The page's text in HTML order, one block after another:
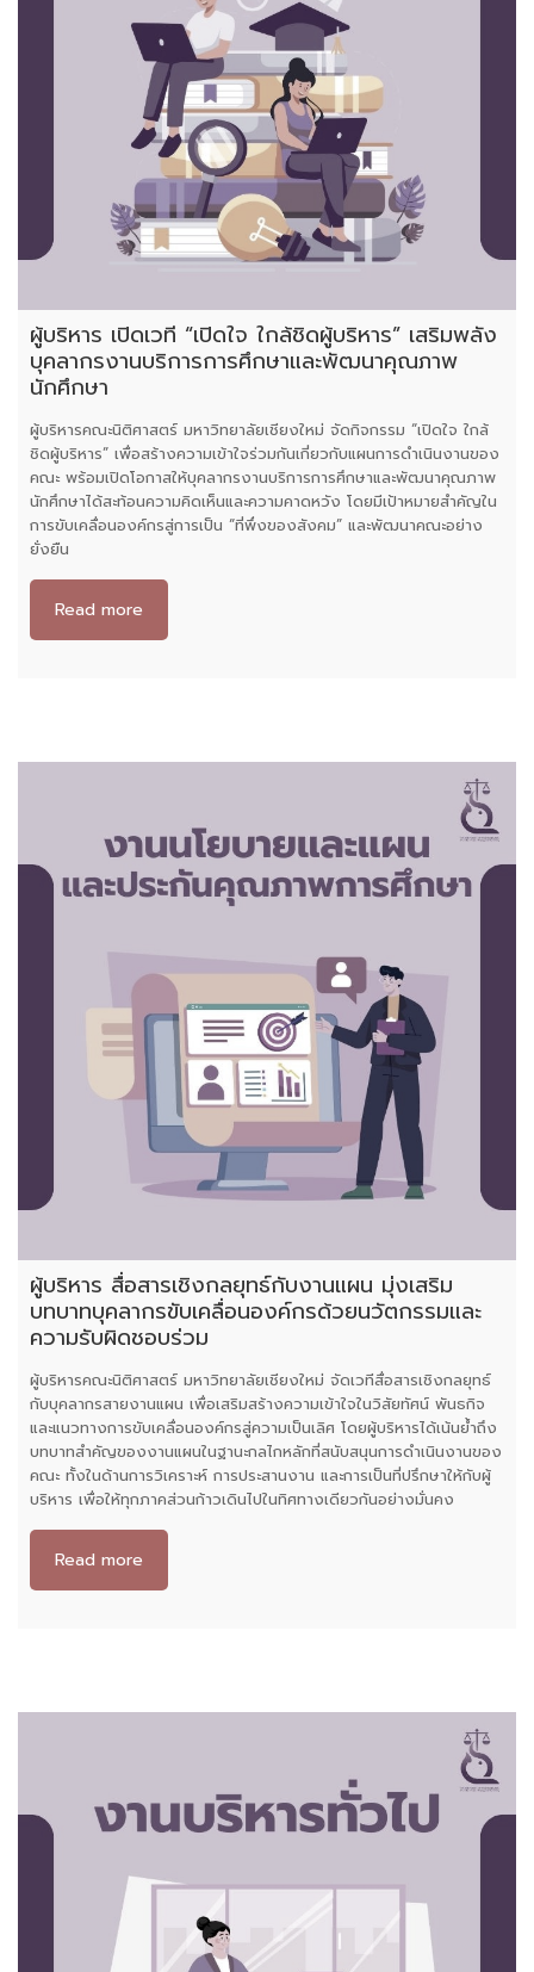
ผู้บริหาร เปิดเวที “เปิดใจ ใกล้ชิดผู้บริหาร” เสริมพลัง
บุคลากรงานบริการการศึกษาและพัฒนาคุณภาพ
นักศึกษา
ผู้บริหารคณะนิติศาสตร์ มหาวิทยาลัยเชียงใหม่ จัดกิจกรรม “เปิดใจ ใกล้
ชิดผู้บริหาร” เพื่อสร้างความเข้าใจร่วมกันเกี่ยวกับแผนการดำเนินงานของ
คณะ พร้อมเปิดโอกาสให้บุคลากรงานบริการการศึกษาและพัฒนาคุณภาพ
นักศึกษาได้สะท้อนความคิดเห็นและความคาดหวัง โดยมีเป้าหมายสำคัญใน
การขับเคลื่อนองค์กรสู่การเป็น “ที่พึ่งของสังคม” และพัฒนาคณะอย่าง
ยั่งยืน
Read more
ผู้บริหาร สื่อสารเชิงกลยุทธ์กับงานแผน มุ่งเสริม
บทบาทบุคลากรขับเคลื่อนองค์กรด้วยนวัตกรรมและ
ความรับผิดชอบร่วม
ผู้บริหารคณะนิติศาสตร์ มหาวิทยาลัยเชียงใหม่ จัดเวทีสื่อสารเชิงกลยุทธ์
กับบุคลากรสายงานแผน เพื่อเสริมสร้างความเข้าใจในวิสัยทัศน์ พันธกิจ
และแนวทางการขับเคลื่อนองค์กรสู่ความเป็นเลิศ โดยผู้บริหารได้เน้นย้ำถึง
บทบาทสำคัญของงานแผนในฐานะกลไกหลักที่สนับสนุนการดำเนินงานของ
คณะ ทั้งในด้านการวิเคราะห์ การประสานงาน และการเป็นที่ปรึกษาให้กับผู้
บริหาร เพื่อให้ทุกภาคส่วนก้าวเดินไปในทิศทางเดียวกันอย่างมั่นคง
Read more